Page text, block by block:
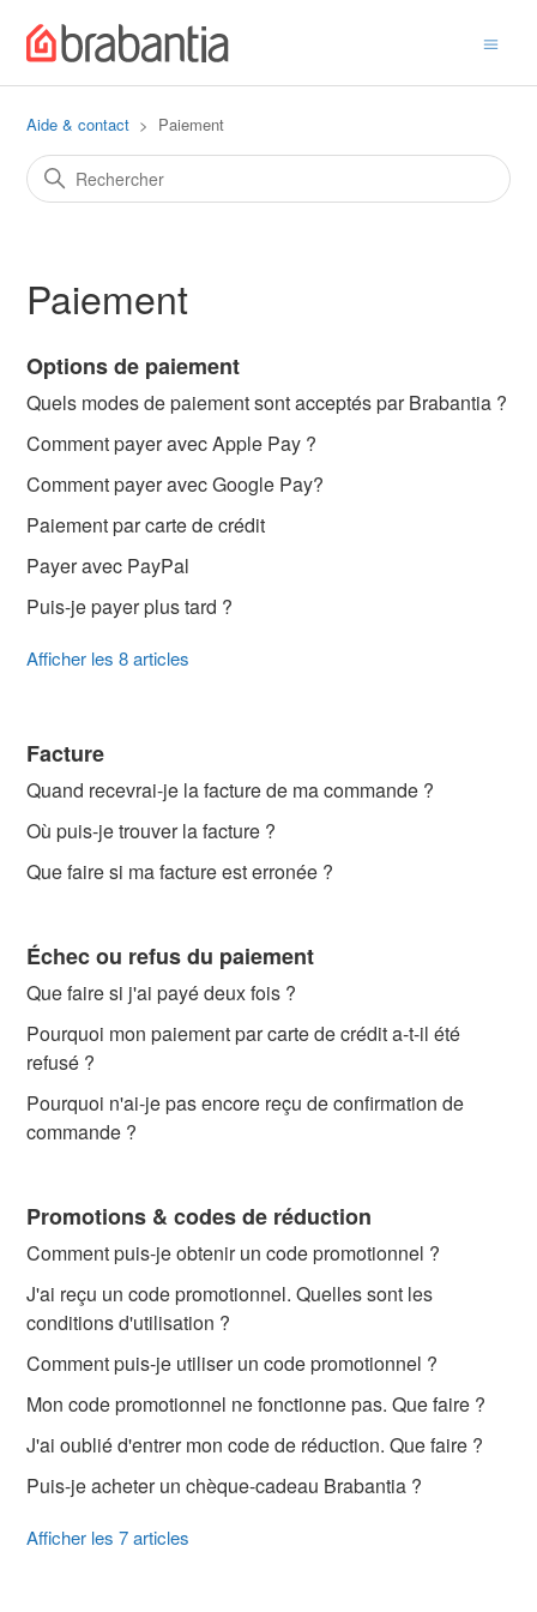
Aide & contact Paiement
Paiement
Options de paiement
Quels modes de paiement sont acceptés par Brabantia ?
Comment payer avec Apple Pay ?
Comment payer avec Google Pay?
Paiement par carte de crédit
Payer avec PayPal
Puis-je payer plus tard ?
Afficher les 8 articles
Facture
Quand recevrai-je la facture de ma commande ?
Où puis-je trouver la facture ?
Que faire si ma facture est erronée ?
Échec ou refus du paiement
Que faire si j'ai payé deux fois ?
Pourquoi mon paiement par carte de crédit a-t-il été
refusé ?
Pourquoi n'ai-je pas encore reçu de confirmation de
commande ?
Promotions & codes de réduction
Comment puis-je obtenir un code promotionnel ?
J'ai reçu un code promotionnel. Quelles sont les
conditions d'utilisation ?
Comment puis-je utiliser un code promotionnel ?
Mon code promotionnel ne fonctionne pas. Que faire ?
J'ai oublié d'entrer mon code de réduction. Que faire ?
Puis-je acheter un chèque-cadeau Brabantia ?
Afficher les 7 articles